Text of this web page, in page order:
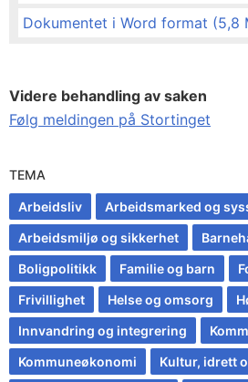
Dokumentet i Word format (5,8
Videre behandling av saken
Følg meldingen på Stortinget
TEMA
Arbeidsliv
Arbeidsmarked og
Arbeidsmiljø og sikkerhet
Boligpolitikk
Familie og barn
Frivillighet
Helse og omsorg
Innvandring og integrering
Kommuneøkonomi
Kultur, idrett